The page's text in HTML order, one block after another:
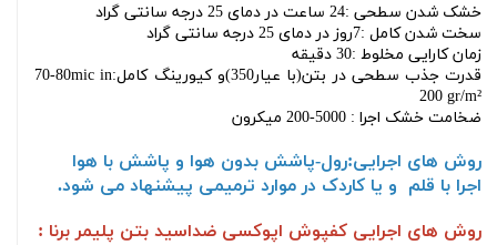
خشک شدن سطحی :24 ساعت در دمای 25 درجه سانتی گراد
سخت شدن کامل :7روز در دمای 25 درجه سانتی گراد
زمان کارایی مخلوط :30 دقیقه
قدرت جذب سطحی در بتن(با عیار350)و کیورینگ کامل:
70-80mic in
200 gr/m²
ضخامت خشک اجرا : 5000-200 میکرون
روش های اجرایی:رول-پاشش بدون هوا و پاشش با هوا
اجرا با قلم و یا کاردک در موارد ترمیمی پیشنهاد می شود.
روش های اجرایی کفپوش اپوکسی ضداسید بتن پلیمر برنا :